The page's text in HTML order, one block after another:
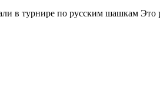
в турнире по русским шашкам Это